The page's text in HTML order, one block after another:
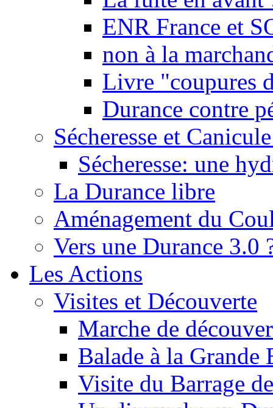
ENR France et
non à la
Livre "coupures
Durance contre
Sécheresse et
Sécheresse: une
La Durance libre
Aménagement du
Vers une Durance 3.0
Les Actions
Visites et Découverte
Marche de
Balade à la Grande
Visite du Barrage